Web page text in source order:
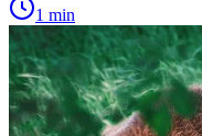
1 min